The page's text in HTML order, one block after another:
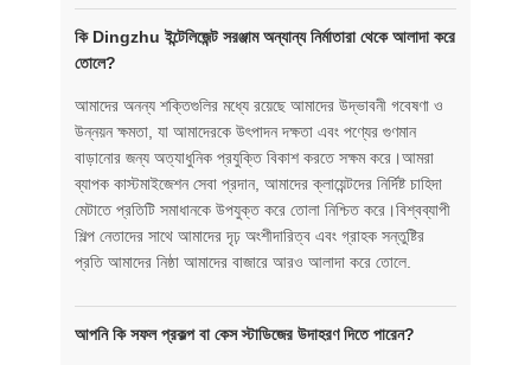
কি Dingzhu ইন্টেলিজেন্ট সরঞ্জাম অন্যান্য নির্মাতারা থেকে আলাদা করে
তোলে?
আমাদের অনন্য শক্তিগুলির মধ্যে রয়েছে আমাদের উদ্ভাবনী গবেষণা ও
উন্নয়ন ক্ষমতা, যা আমাদেরকে উৎপাদন দক্ষতা এবং পণ্যের গুণমান
বাড়ানোর জন্য অত্যাধুনিক প্রযুক্তি বিকাশ করতে সক্ষম করে।আমরা
ব্যাপক কাস্টমাইজেশন সেবা প্রদান, আমাদের ক্লায়েন্টদের নির্দিষ্ট চাহিদা
মেটাতে প্রতিটি সমাধানকে উপযুক্ত করে তোলা নিশ্চিত করে।বিশ্বব্যাপী
শিল্প নেতাদের সাথে আমাদের দৃঢ় অংশীদারিত্ব এবং গ্রাহক সন্তুষ্টির
প্রতি আমাদের নিষ্ঠা আমাদের বাজারে আরও আলাদা করে তোলে.
আপনি কি সফল প্রকল্প বা কেস স্টাডিজের উদাহরণ দিতে পারেন?